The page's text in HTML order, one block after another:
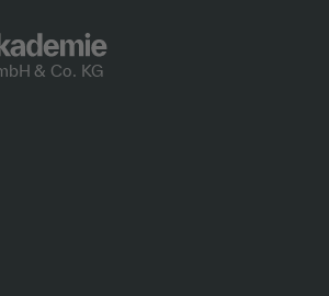
& Co. KG